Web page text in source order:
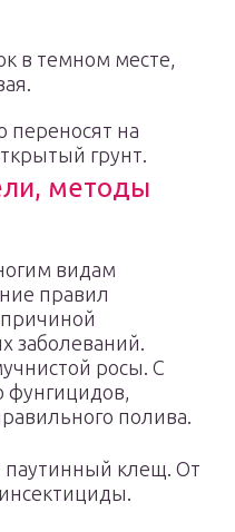
в темном месте,
переносят на
грунт.
методы
видам
правил
заболеваний.
росы. С
полива.
паутинный клещ. От